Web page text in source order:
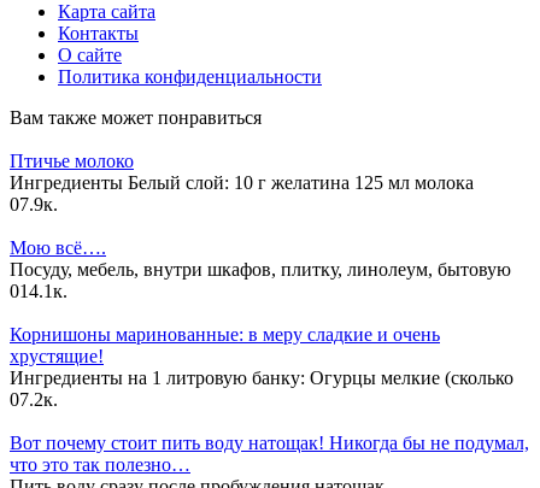
Карта сайта
Контакты
О сайте
Политика конфиденциальности
Вам также может понравиться
Птичье молоко
Ингредиенты Белый слой: 10 г желатина 125 мл молока
07.9к.
Мою всё….
Посуду, мебель, внутри шкафов, плитку, линолеум, бытовую
014.1к.
Корнишоны маринованные: в меру сладкие и очень
хрустящие!
Ингредиенты на 1 литровую банку: Огурцы мелкие (сколько
07.2к.
Вот почему стоит пить воду натощак! Никогда бы не подумал,
что это так полезно…